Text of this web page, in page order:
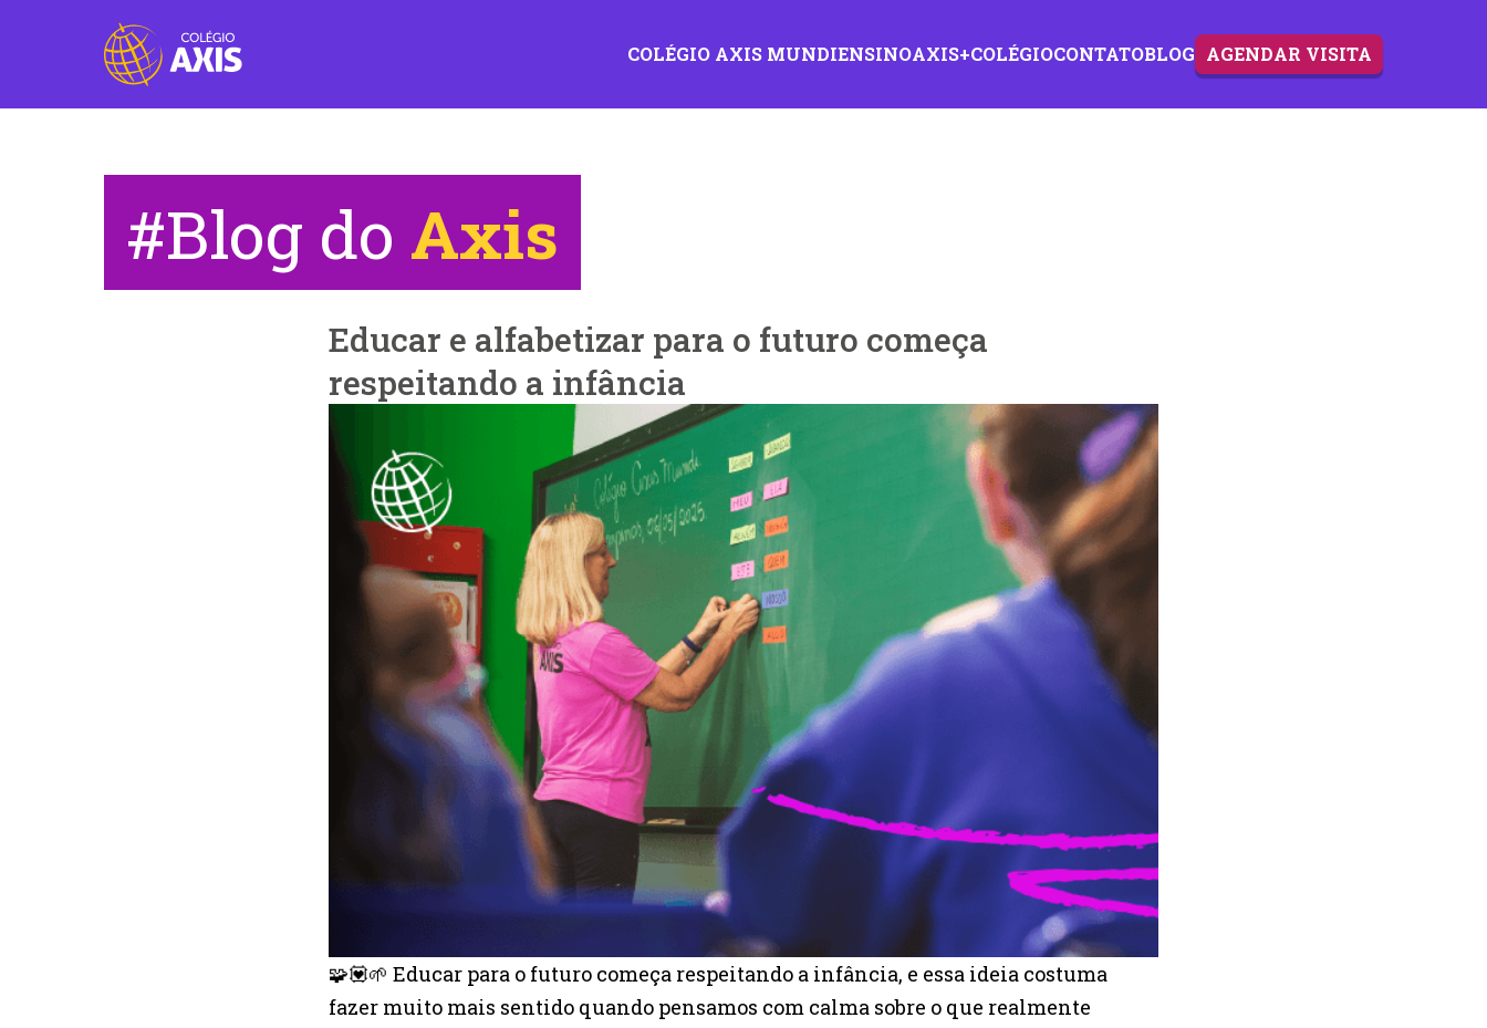
COLÉGIO AXIS MUNDIENSINOAXIS+COLÉGIOCONTATOBLOG AGENDAR VISITA
#Blog do Axis
Educar e alfabetizar para o futuro começa
respeitando a infância
🧩💟🌱 Educar para o futuro começa respeitando a infância, e essa ideia costuma
fazer muito mais sentido quando pensamos com calma sobre o que realmente